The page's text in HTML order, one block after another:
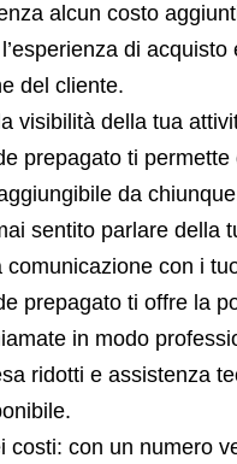
alcun costo
di acquisto
del cliente.
visibilità della tua
prepagato ti permette
da
sentito parlare della
comunicazione con i
prepagato ti offre la
in modo
ridotti e assistenza
costi: con un numero